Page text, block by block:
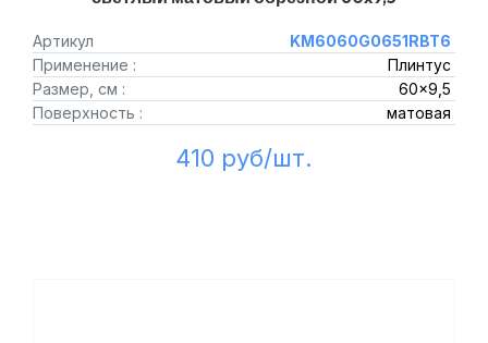
Артикул
KM6060G0651RBT6
Применение :
Плинтус
Размер, см :
60x9,5
Поверхность :
матовая
410 руб/шт.